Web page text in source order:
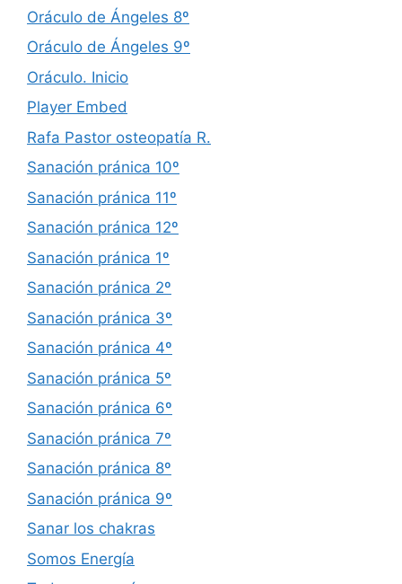
Oráculo de Ángeles 8º
Oráculo de Ángeles 9º
Oráculo. Inicio
Player Embed
Rafa Pastor osteopatía R.
Sanación pránica 10º
Sanación pránica 11º
Sanación pránica 12º
Sanación pránica 1º
Sanación pránica 2º
Sanación pránica 3º
Sanación pránica 4º
Sanación pránica 5º
Sanación pránica 6º
Sanación pránica 7º
Sanación pránica 8º
Sanación pránica 9º
Sanar los chakras
Somos Energía